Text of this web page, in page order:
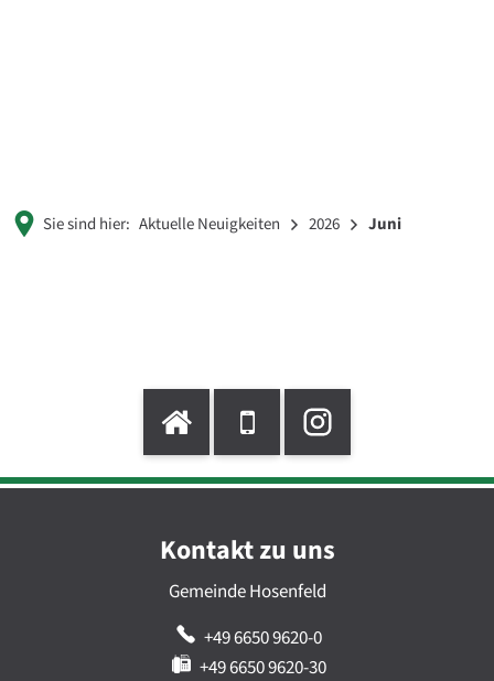
Sie sind hier: Aktuelle Neuigkeiten 2026 Juni
Kontakt zu uns
Gemeinde Hosenfeld
+49 6650 9620-0
+49 6650 9620-30